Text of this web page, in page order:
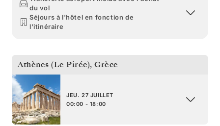
du vol
Séjours à l'hôtel en fonction de
l'itinéraire
Athènes (Le Pirée), Grèce
JEU. 27 JUILLET
00:00 - 18:00